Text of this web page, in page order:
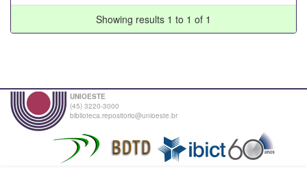
Showing results 1 to 1 of 1
UNIOESTE
(45) 3220-3000
biblioteca.repositorio@unioeste.br